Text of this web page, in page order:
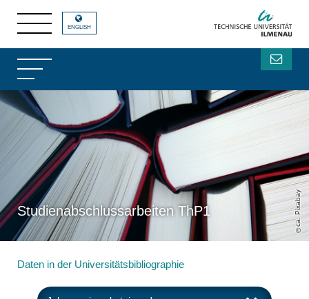
Studienabschlussarbeiten ThP1 ca. Pixabay
ENGLISH
Daten in der Universitätsbibliographie